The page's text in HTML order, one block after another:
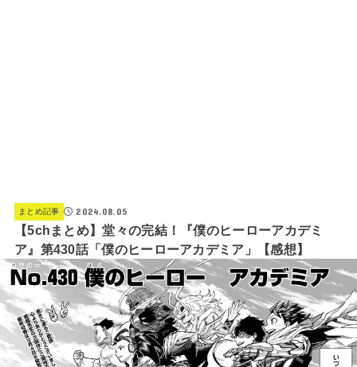
まとめ記事 2024.08.05
【5chまとめ】堂々の完結！『僕のヒーローアカデミ
ア』第430話「僕のヒーローアカデミア」【感想】